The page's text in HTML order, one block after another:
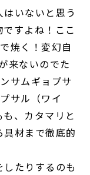
いないと思う
すよね！ここ
焼く！変幻自
来ないのでた
サムギョプサ
サル（ワイ
、カタマリと
材まで徹底的
たりするのも